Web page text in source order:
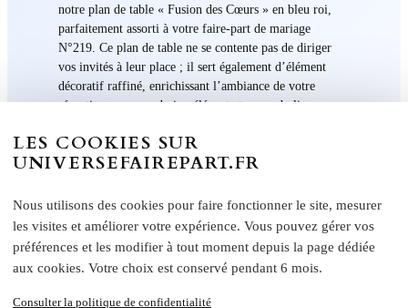
notre plan de table « Fusion des Cœurs » en bleu roi,
parfaitement assorti à votre faire-part de mariage
N°219. Ce plan de table ne se contente pas de diriger
vos invités à leur place ; il sert également d’élément
décoratif raffiné, enrichissant l’ambiance de votre
réception avec son design élégant et sa symbolique
Le thème « Fusion des Cœurs », avec ses motifs de
roi, symbole de dignité et de profondeur, ajoute une
touche de sophistication et de noblesse à votre décor.
Fabriqué avec un soin méticuleux sur du papier de haute
LES COOKIES SUR
UNIVERSEFAIREPART.FR
Nous utilisons des cookies pour faire fonctionner le site, mesurer
les visites et améliorer votre expérience. Vous pouvez gérer vos
préférences et les modifier à tout moment depuis la page dédiée
aux cookies. Votre choix est conservé pendant 6 mois.
Consulter la politique de confidentialité